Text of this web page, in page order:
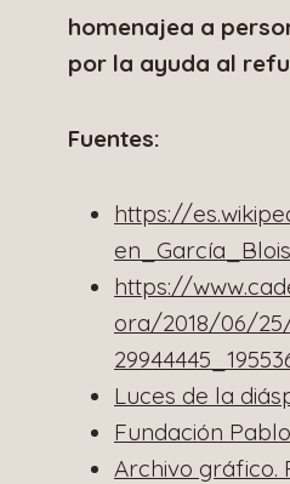
homenajea a
por la ayuda al
Fuentes:
https://
https://
ora/2018/06/
Luces de la
Fundación
Archivo gráfico.